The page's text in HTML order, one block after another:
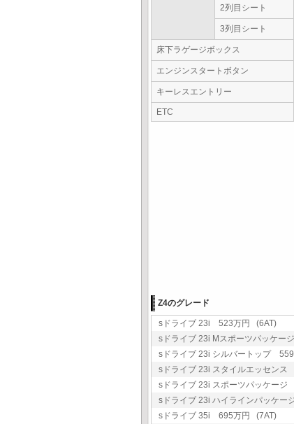
2列目シート
3列目シート
床下ラゲージボックス
エンジンスタートボタン
キーレスエントリー
ETC
Z4のグレード
sドライブ 23i 523万円 (6AT)
sドライブ 23i Mスポーツパッケ
sドライブ 23i シルバートップ
sドライブ 23i スタイルエッセン
sドライブ 23i スポーツパッケー
sドライブ 23i ハイラインパッケ
sドライブ 35i 695万円 (7AT)